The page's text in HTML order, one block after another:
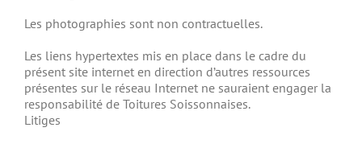
Les photographies sont non contractuelles.
Les liens hypertextes mis en place dans le cadre du
présent site internet en direction d’autres ressources
présentes sur le réseau Internet ne sauraient engager la
responsabilité de Toitures Soissonnaises.
Litiges